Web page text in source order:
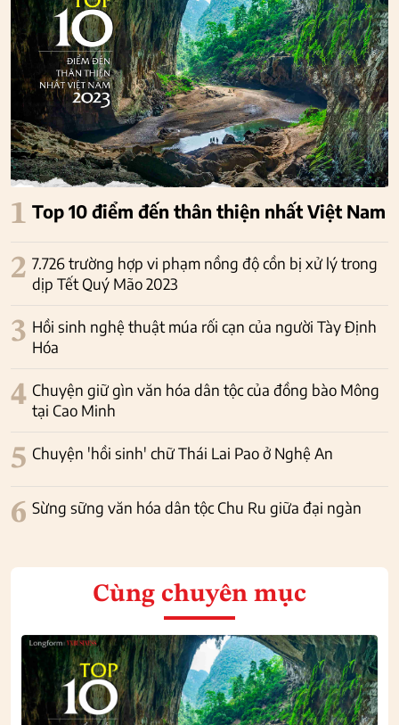
1 Top 10 điểm đến thân thiện nhất Việt Nam
2 7.726 trường hợp vi phạm nồng độ cồn bị xử lý trong
dịp Tết Quý Mão 2023
3 Hồi sinh nghệ thuật múa rối cạn của người Tày Định
Hóa
4 Chuyện giữ gìn văn hóa dân tộc của đồng bào Mông
tại Cao Minh
5 Chuyện 'hồi sinh' chữ Thái Lai Pao ở Nghệ An
6 Sừng sững văn hóa dân tộc Chu Ru giữa đại ngàn
Cùng chuyên mục